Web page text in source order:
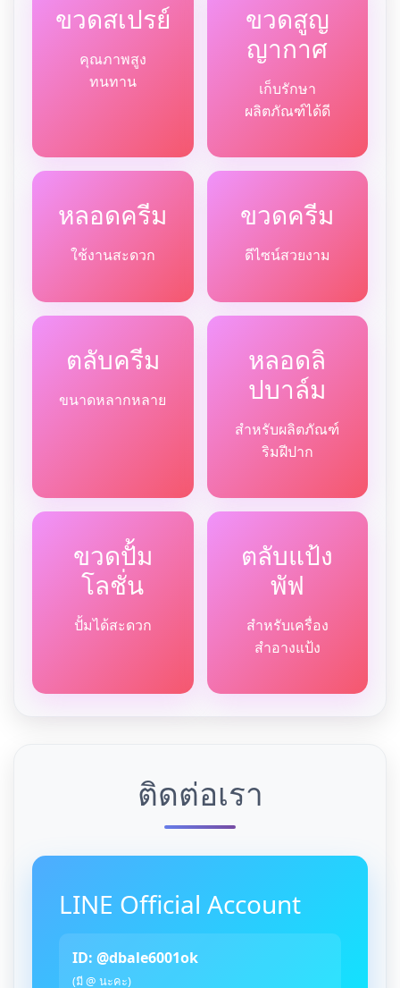
ขวดสเปรย์
คุณภาพสูง
ทนทาน
ขวดสูญ
ญากาศ
เก็บรักษา
ผลิตภัณฑ์ได้ดี
หลอดครีม
ใช้งานสะดวก
ขวดครีม
ดีไซน์สวยงาม
ตลับครีม
ขนาดหลากหลาย
หลอดลิ
ปบาล์ม
สำหรับผลิตภัณฑ์
ริมฝีปาก
ขวดปั้ม
โลชั่น
ปั้มได้สะดวก
ตลับแป้ง
พัฟ
สำหรับเครื่อง
สำอางแป้ง
ติดต่อเรา
LINE Official Account
ID: @dbale6001ok
(มี @ นะคะ)